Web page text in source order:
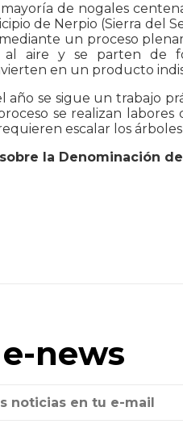
de nogales
de Nerpio (Sierra del
un proceso
al aire y se parten de
en un producto
año se sigue un trabajo
se realizan
escalar los árboles
la Denominación
news